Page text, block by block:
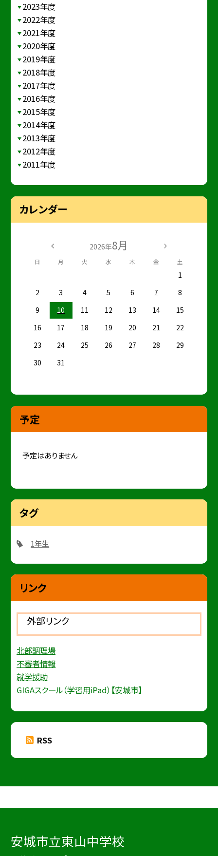
2023年度
2022年度
2021年度
2020年度
2019年度
2018年度
2017年度
2016年度
2015年度
2014年度
2013年度
2012年度
2011年度
カレンダー
2026年8月
日 月 火 水 木 金 土
1
2
3 4 5 6 7
8
9
10 11 12 13 14
15
16
17 18 19 20 21
22
23
24 25 26 27 28
29
30
31
予定
予定はありません
タグ
1年生
リンク
外部リンク
北部調理場
不審者情報
就学援助
GIGAスクール（学習用iPad）【安城市】
RSS
安城市立東山中学校